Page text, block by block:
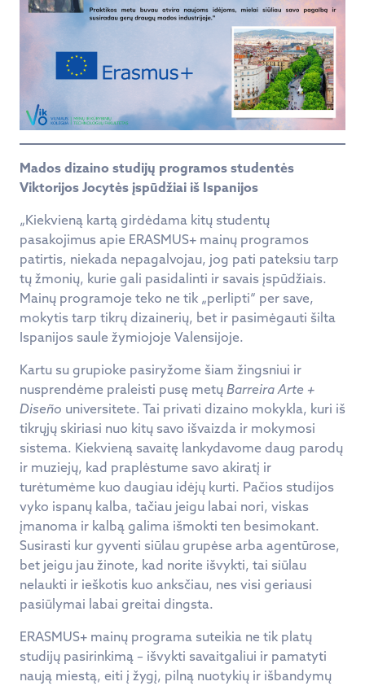
Mados dizaino studijų programos studentės
Viktorijos Jocytės įspūdžiai iš Ispanijos
„Kiekvieną kartą girdėdama kitų studentų
pasakojimus apie ERASMUS+ mainų programos
patirtis, niekada nepagalvojau, jog pati pateksiu tarp
tų žmonių, kurie gali pasidalinti ir savais įspūdžiais.
Mainų programoje teko ne tik „perlipti“ per save,
mokytis tarp tikrų dizainerių, bet ir pasimėgauti šilta
Ispanijos saule žymiojoje Valensijoje.
Kartu su grupioke pasiryžome šiam žingsniui ir
nusprendėme praleisti pusę metų Barreira Arte +
Diseño universitete. Tai privati dizaino mokykla, kuri iš
tikrųjų skiriasi nuo kitų savo išvaizda ir mokymosi
sistema. Kiekvieną savaitę lankydavome daug parodų
ir muziejų, kad praplėstume savo akiratį ir
turėtumėme kuo daugiau idėjų kurti. Pačios studijos
vyko ispanų kalba, tačiau jeigu labai nori, viskas
įmanoma ir kalbą galima išmokti ten besimokant.
Susirasti kur gyventi siūlau grupėse arba agentūrose,
bet jeigu jau žinote, kad norite išvykti, tai siūlau
nelaukti ir ieškotis kuo anksčiau, nes visi geriausi
pasiūlymai labai greitai dingsta.
ERASMUS+ mainų programa suteikia ne tik platų
studijų pasirinkimą – išvykti savaitgaliui ir pamatyti
naują miestą, eiti į žygį, pilną nuotykių ir išbandymų